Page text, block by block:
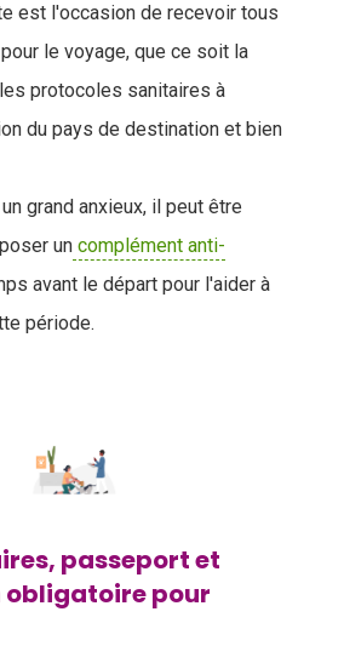
est l'occasion de recevoir tous
le voyage, que ce soit la
protocoles sanitaires à
du pays de destination et bien
grand anxieux, il peut être
un complément anti-
avant le départ pour l'aider à
période.
passeport et
pour